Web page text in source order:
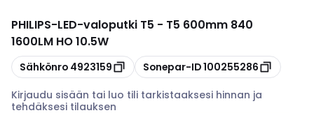
PHILIPS-LED-valoputki T5 - T5 600mm 840
1600LM HO 10.5W
Kopioi
Sähkönro 4923159 Kopioi
Sonepar-ID100255286
Kirjaudu sisään tai luo tili tarkistaaksesi hinnan ja
tehdäksesi tilauksen